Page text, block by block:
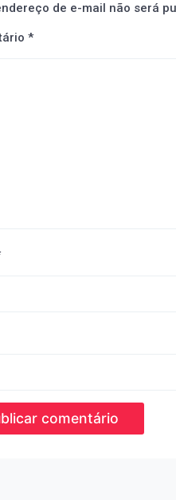
de e-mail não será
*